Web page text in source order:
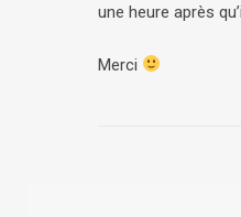
une heure après
Merci